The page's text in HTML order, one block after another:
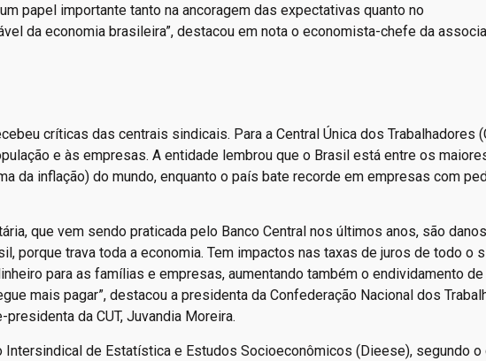
papel importante tanto na ancoragem das expectativas quanto no
da economia brasileira”, destacou em nota o economista-chefe da
críticas das centrais sindicais. Para a Central Única dos Trabalhadores
e às empresas. A entidade lembrou que o Brasil está entre os
da inflação) do mundo, enquanto o país bate recorde em empresas com
que vem sendo praticada pelo Banco Central nos últimos anos, são danos
porque trava toda a economia. Tem impactos nas taxas de juros de todo o
para as famílias e empresas, aumentando também o endividamento
mais pagar”, destacou a presidenta da Confederação Nacional dos
da CUT, Juvandia Moreira.
Intersindical de Estatística e Estudos Socioeconômicos (Dieese), segundo o